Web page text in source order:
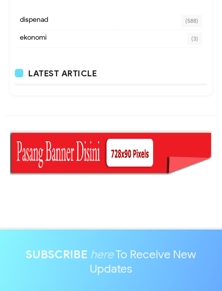
dispenad (588)
ekonomi (3)
LATEST ARTICLE
SUBSCRIBE hereTo Receive New
Updates